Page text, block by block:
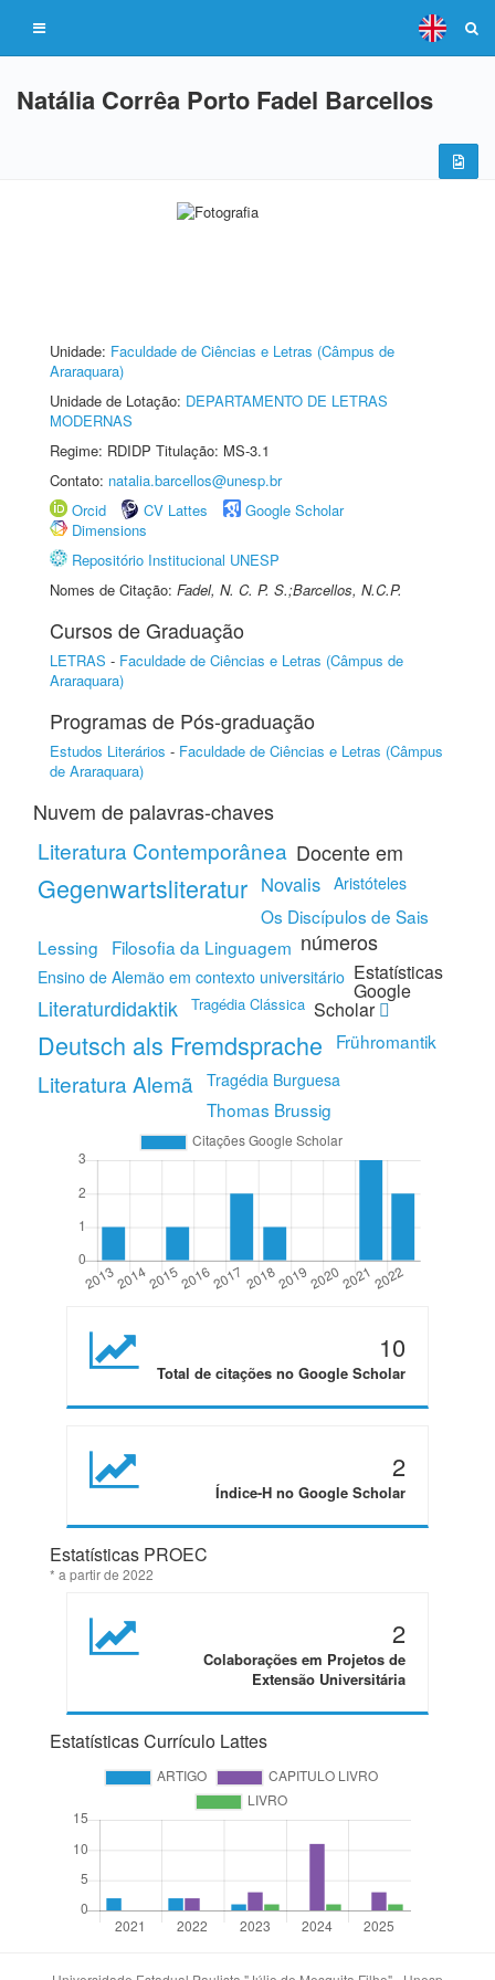
Natália Corrêa Porto Fadel Barcellos
Unidade: Faculdade de Ciências e Letras (Câmpus de
Araraquara)
Unidade de Lotação: DEPARTAMENTO DE LETRAS
MODERNAS
Regime: RDIDP Titulação: MS-3.1
Contato: natalia.barcellos@unesp.br
Orcid
CV Lattes
Google Scholar
Dimensions
Repositório Institucional UNESP
Nomes de Citação: Fadel, N. C. P. S.;Barcellos, N.C.P.
Cursos de Graduação
LETRAS - Faculdade de Ciências e Letras (Câmpus de
Araraquara)
Programas de Pós-graduação
Estudos Literários - Faculdade de Ciências e Letras (Câmpus
de Araraquara)
Nuvem de palavras-chaves
Literatura Contemporânea
Gegenwartsliteratur Novalis Aristóteles
Os Discípulos de Sais
Lessing
Filosofia da Linguagem
Ensino de Alemão em contexto universitário
Literaturdidaktik Tragédia Clássica
Deutsch als Fremdsprache Frühromantik
Literatura Alemã Tragédia Burguesa
Thomas Brussig
Docente em
números
Estatísticas
Google
Scholar
10
Total de citações no Google Scholar
2
Índice-H no Google Scholar
Estatísticas PROEC
* a partir de 2022
2
Colaborações em Projetos de
Extensão Universitária
Estatísticas Currículo Lattes